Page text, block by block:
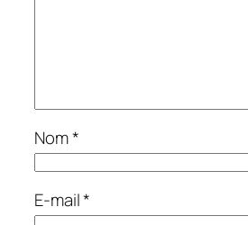
Nom*
E-mail*